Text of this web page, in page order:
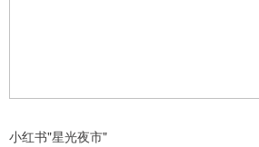
小红书"星光夜市"